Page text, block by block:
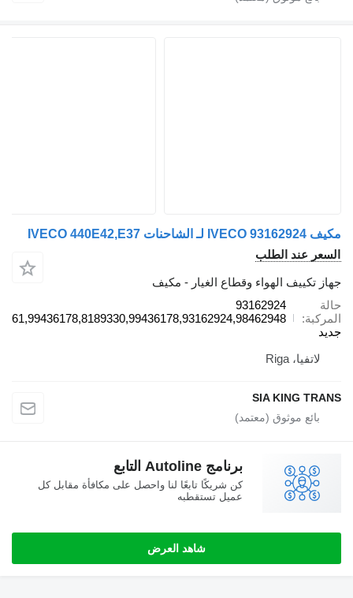
مكيف IVECO 93162924 لـ الشاحنات IVECO 440E42,E37
السعر عند الطلب
جهاز تكييف الهواء وقطاع الغيار - مكيف
حالة
المركبة
جديد
93162924
93162924,98462948,SD7H15,4040588961,99436178,8189330,99436178
لاتفيا، Riga
SIA KING TRANS
برنامج Autoline التابع
كن شريكًا تابعًا لنا واحصل على مكافأة مقابل كل
عميل تستقطبه
شاهد العرض